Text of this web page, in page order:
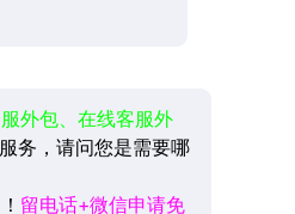
外包、在线客服外
务，请问您是需要哪
留电话+微信申请免